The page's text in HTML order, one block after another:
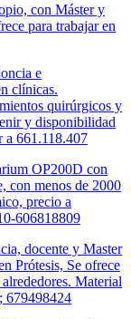
con Máster y
para trabajar en
e
clínicas.
quirúrgicos y
y disponibilidad
a 661.118.407
OP200D con
con menos de 2000
precio a
606818809
docente y Master
Prótesis, Se ofrece
Material
679498424